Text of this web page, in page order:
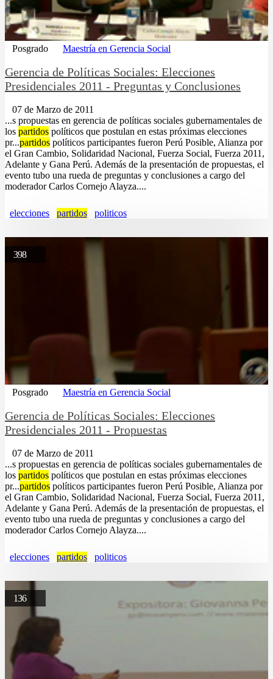
Posgrado Maestría en Gerencia Social
Gerencia de Políticas Sociales: Elecciones
Presidenciales 2011 - Preguntas y Conclusiones
07 de Marzo de 2011
...s propuestas en gerencia de políticas sociales gubernamentales de
los partidos políticos que postulan en estas próximas elecciones
pr...partidos políticos participantes fueron Perú Posible, Alianza por
el Gran Cambio, Solidaridad Nacional, Fuerza Social, Fuerza 2011,
Adelante y Gana Perú. Además de la presentación de propuestas, el
evento tubo una rueda de preguntas y conclusiones a cargo del
moderador Carlos Cornejo Alayza....
elecciones partidos politicos
398
Posgrado Maestría en Gerencia Social
Gerencia de Políticas Sociales: Elecciones
Presidenciales 2011 - Propuestas
07 de Marzo de 2011
...s propuestas en gerencia de políticas sociales gubernamentales de
los partidos políticos que postulan en estas próximas elecciones
pr...partidos políticos participantes fueron Perú Posible, Alianza por
el Gran Cambio, Solidaridad Nacional, Fuerza Social, Fuerza 2011,
Adelante y Gana Perú. Además de la presentación de propuestas, el
evento tubo una rueda de preguntas y conclusiones a cargo del
moderador Carlos Cornejo Alayza....
elecciones partidos politicos
136